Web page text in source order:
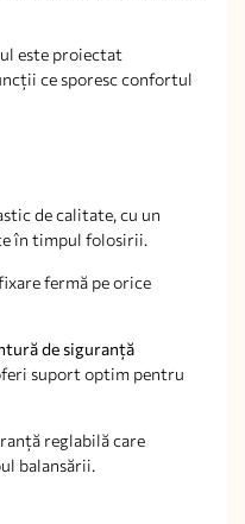
este proiectat
ce sporesc confortul
de calitate, cu un
în timpul folosirii.
fermă pe orice
de siguranță
suport optim pentru
reglabilă care
balansării.